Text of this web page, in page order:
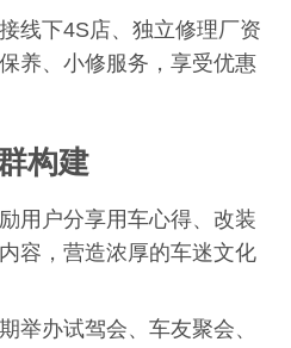
接线下4S店、独立修理厂资
养、小修服务，享受优惠
构建
用户分享用车心得、改装
容，营造浓厚的车迷文化
期举办试驾会、车友聚会、